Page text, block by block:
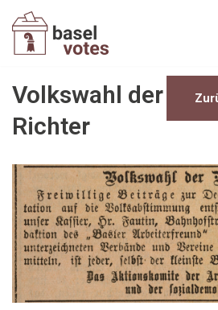
Zum
springen
Volkswahl der
Richter